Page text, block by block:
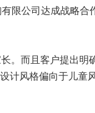
限公司达成战略
。而且客户提出明
计风格偏向于儿童